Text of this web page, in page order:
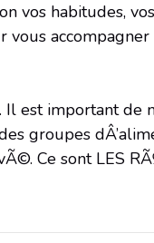
habitudes,
est important
groupes
Ce sont LES